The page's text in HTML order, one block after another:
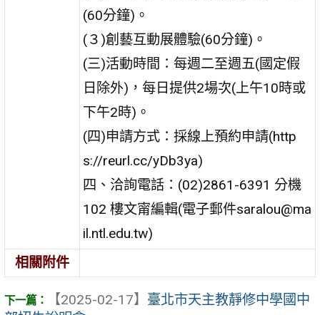
(60分鐘)。
(３)創藝互動展體驗(60分鐘)。
(三)活動時間：每週二至週五(國定假
日除外)，每日提供2場次(上午10時或
下午2時)。
(四)申請方式：採線上預約申請(http
s://reurl.cc/yDb3ya)
四、洽詢電話：(02)2861-6391 分機
102 樓文甯編輯(電子郵件saralou@ma
il.ntl.edu.tw)
相關附件
【2025-02-17】 臺北市天主教靜修中學國中